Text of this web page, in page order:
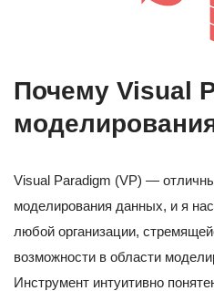
Почему Visual
Visual Paradigm (VP) —
моделирования данных, и я
любой организации,
возможности в области
Инструмент интуитивно